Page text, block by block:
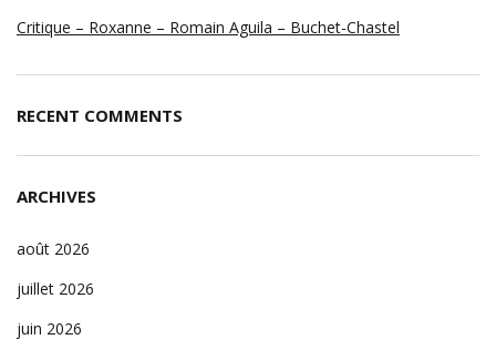
Critique – Roxanne – Romain Aguila – Buchet-Chastel
RECENT COMMENTS
ARCHIVES
août 2026
juillet 2026
juin 2026